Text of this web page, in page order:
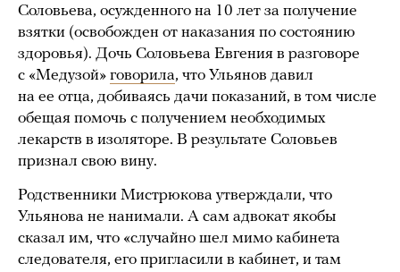
Соловьева, осужденного на 10 лет за получение
взятки (освобожден от наказания по состоянию
здоровья). Дочь Соловьева Евгения в разговоре
с «Медузой» говорила, что Ульянов давил
на ее отца, добиваясь дачи показаний, в том числе
обещая помочь с получением необходимых
лекарств в изоляторе. В результате Соловьев
признал свою вину.
Родственники Мистрюкова утверждали, что
Ульянова не нанимали. А сам адвокат якобы
сказал им, что «случайно шел мимо кабинета
следователя, его пригласили в кабинет, и там